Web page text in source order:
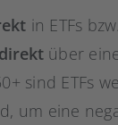
in ETFs
über
sind ETFs
um eine